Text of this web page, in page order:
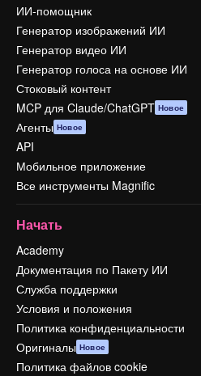
ИИ-помощник
Генератор изображений ИИ
Генератор видео ИИ
Генератор голоса на основе ИИ
Стоковый контент
MCP для Claude/ChatGPT Новое
Агенты Новое
API
Мобильное приложение
Все инструменты Magnific
Начать
Academy
Документация по Пакету ИИ
Служба поддержки
Условия и положения
Политика конфиденциальности
Оригиналы Новое
Политика файлов cookie